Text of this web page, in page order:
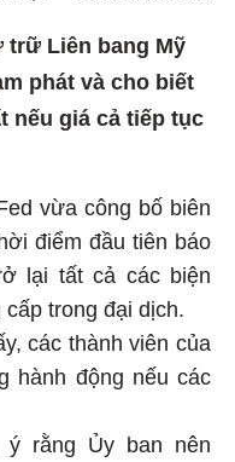
trữ Liên bang Mỹ
phát và cho biết
nếu giá cả tiếp tục
vừa công bố biên
điểm đầu tiên báo
lại tất cả các biện
trong đại dịch.
các thành viên của
hành động nếu các
ý rằng Ủy ban nên